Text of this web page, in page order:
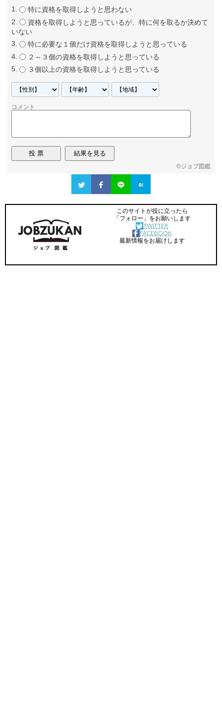
特に資格を取得しようと思わない
資格を取得しようと思っているが、特に何を取るか決めて
いない
特に必要な１個だけ資格を取得しようと思っている
２～３個の資格を取得しようと思っている
３個以上の資格を取得しようと思っている
コメント
©ジョブ図鑑
このサイトが役に立ったら
「フォロー」をお願いします
TWITTER
FACEBOOK
最新情報をお届けします